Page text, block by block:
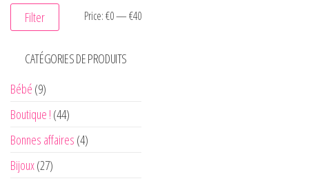
Filter Price:€0—€40
CATÉGORIES DE PRODUITS
Bébé (9)
Boutique ! (44)
Bonnes affaires (4)
Bijoux(27)